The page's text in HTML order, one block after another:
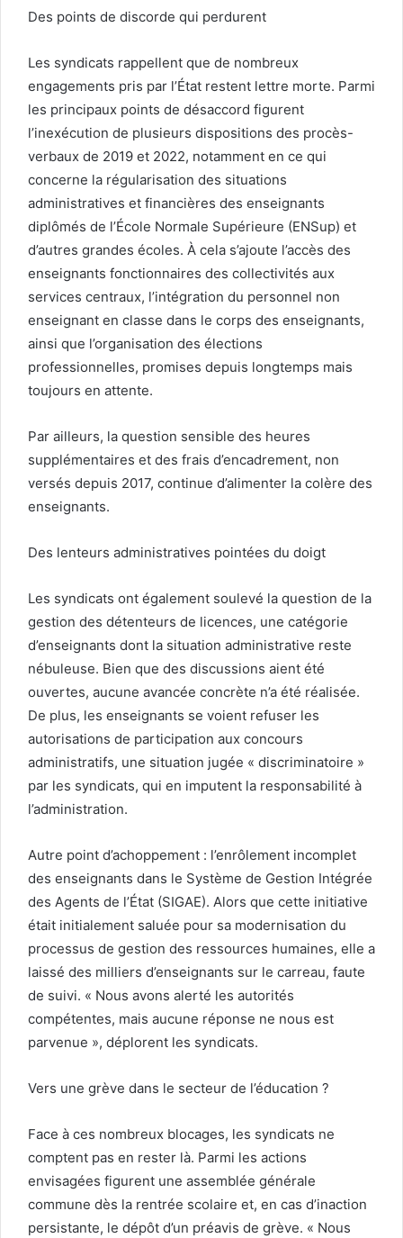
Des points de discorde qui perdurent
Les syndicats rappellent que de nombreux
engagements pris par l’État restent lettre morte. Parmi
les principaux points de désaccord figurent
l’inexécution de plusieurs dispositions des procès-
verbaux de 2019 et 2022, notamment en ce qui
concerne la régularisation des situations
administratives et financières des enseignants
diplômés de l’École Normale Supérieure (ENSup) et
d’autres grandes écoles. À cela s’ajoute l’accès des
enseignants fonctionnaires des collectivités aux
services centraux, l’intégration du personnel non
enseignant en classe dans le corps des enseignants,
ainsi que l’organisation des élections
professionnelles, promises depuis longtemps mais
toujours en attente.
Par ailleurs, la question sensible des heures
supplémentaires et des frais d’encadrement, non
versés depuis 2017, continue d’alimenter la colère des
enseignants.
Des lenteurs administratives pointées du doigt
Les syndicats ont également soulevé la question de la
gestion des détenteurs de licences, une catégorie
d’enseignants dont la situation administrative reste
nébuleuse. Bien que des discussions aient été
ouvertes, aucune avancée concrète n’a été réalisée.
De plus, les enseignants se voient refuser les
autorisations de participation aux concours
administratifs, une situation jugée « discriminatoire »
par les syndicats, qui en imputent la responsabilité à
l’administration.
Autre point d’achoppement : l’enrôlement incomplet
des enseignants dans le Système de Gestion Intégrée
des Agents de l’État (SIGAE). Alors que cette initiative
était initialement saluée pour sa modernisation du
processus de gestion des ressources humaines, elle a
laissé des milliers d’enseignants sur le carreau, faute
de suivi. « Nous avons alerté les autorités
compétentes, mais aucune réponse ne nous est
parvenue », déplorent les syndicats.
Vers une grève dans le secteur de l’éducation ?
Face à ces nombreux blocages, les syndicats ne
comptent pas en rester là. Parmi les actions
envisagées figurent une assemblée générale
commune dès la rentrée scolaire et, en cas d’inaction
persistante, le dépôt d’un préavis de grève. « Nous